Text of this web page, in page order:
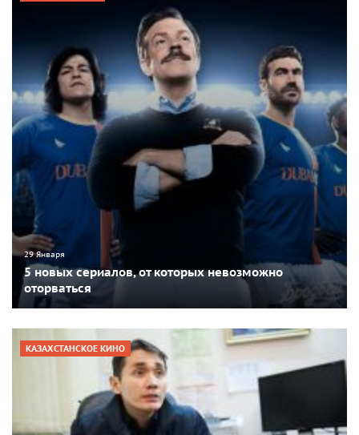
29 Января
5 новых сериалов, от которых невозможно
оторваться
КАЗАХСТАНСКОЕ КИНО